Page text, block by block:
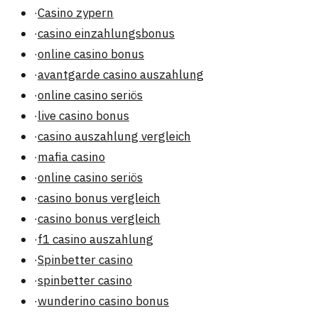
·Casino zypern
·casino einzahlungsbonus
·online casino bonus
·avantgarde casino auszahlung
·online casino seriös
·live casino bonus
·casino auszahlung vergleich
·mafia casino
·online casino seriös
·casino bonus vergleich
·casino bonus vergleich
·f1 casino auszahlung
·Spinbetter casino
·spinbetter casino
·wunderino casino bonus